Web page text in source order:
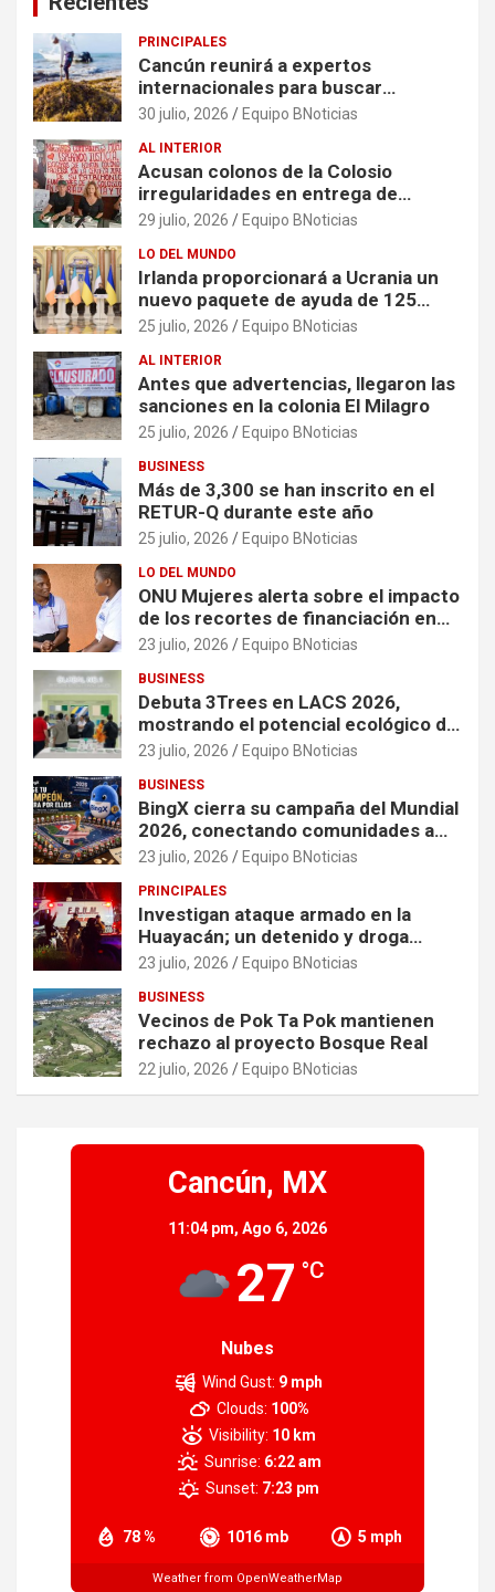
PRINCIPALES
Cancún reunirá a expertos
internacionales para buscar
soluciones al problema del sargazo
30 julio, 2026 Equipo BNoticias
AL INTERIOR
Acusan colonos de la Colosio
irregularidades en entrega de
escrituras
29 julio, 2026 Equipo BNoticias
LO DEL MUNDO
Irlanda proporcionará a Ucrania un
nuevo paquete de ayuda de 125
millones de euros
25 julio, 2026 Equipo BNoticias
AL INTERIOR
Antes que advertencias, llegaron las
sanciones en la colonia El Milagro
25 julio, 2026 Equipo BNoticias
BUSINESS
Más de 3,300 se han inscrito en el
RETUR-Q durante este año
25 julio, 2026 Equipo BNoticias
LO DEL MUNDO
ONU Mujeres alerta sobre el impacto
de los recortes de financiación en
organizaciones que apoyan a
crisis
23 julio, 2026 Equipo BNoticias
BUSINESS
Debuta 3Trees en LACS 2026,
mostrando el potencial ecológico de
China en América
23 julio, 2026 Equipo BNoticias
BUSINESS
BingX cierra su campaña del Mundial
2026, conectando comunidades a
través de experiencias exclusivas
23 julio, 2026 Equipo BNoticias
PRINCIPALES
Investigan ataque armado en la
Huayacán; un detenido y droga
asegurada tras persecución
23 julio, 2026 Equipo BNoticias
BUSINESS
Vecinos de Pok Ta Pok mantienen
rechazo al proyecto Bosque Real
22 julio, 2026 Equipo BNoticias
Cancún, MX
11:04 pm, Ago 6, 2026
27 °C
Nubes
78 % 1016 mb 5 mph
Wind Gust: 9 mph
Clouds: 100%
Visibility: 10 km
Sunrise: 6:22 am
Sunset: 7:23 pm
Weather from OpenWeatherMap